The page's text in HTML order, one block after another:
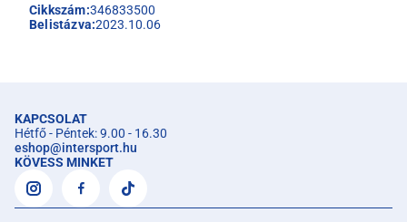
Cikkszám:346833500
Belistázva:2023.10.06
KAPCSOLAT
Hétfő - Péntek: 9.00 - 16.30
eshop@intersport.hu
KÖVESS MINKET